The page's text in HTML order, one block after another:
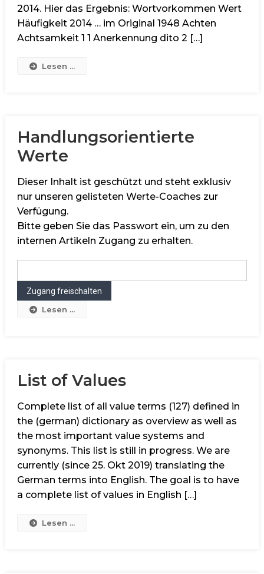
2014. Hier das Ergebnis: Wortvorkommen Wert
Häufigkeit 2014 … im Original 1948 Achten
Achtsamkeit 1 1 Anerkennung dito 2 […]
Lesen ...
Handlungsorientierte
Werte
Dieser Inhalt ist geschützt und steht exklusiv
nur unseren gelisteten Werte-Coaches zur
Verfügung.
Bitte geben Sie das Passwort ein, um zu den
internen Artikeln Zugang zu erhalten.
Lesen ...
List of Values
Complete list of all value terms (127) defined in
the (german) dictionary as overview as well as
the most important value systems and
synonyms. This list is still in progress. We are
currently (since 25. Okt 2019) translating the
German terms into English. The goal is to have
a complete list of values in English […]
Lesen ...